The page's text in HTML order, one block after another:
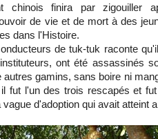
chinois finira par zigouiller
de vie et de mort à des
dans l'Histoire.
de tuk-tuk raconte
ont été assassinés
autres gamins, sans boire ni
fut l'un des trois rescapés et
vague d'adoption qui avait atteint